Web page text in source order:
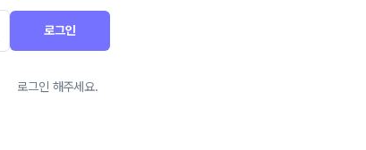
로그인
로그인 해주세요.